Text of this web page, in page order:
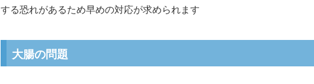
する恐れがあるため早めの対応が求められます
大腸の問題